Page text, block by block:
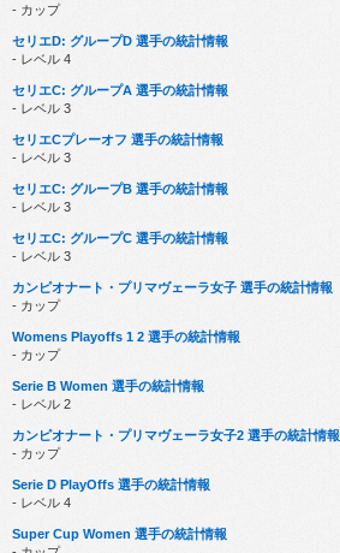
- カップ
セリエD: グループD 選手の統計情報
- レベル 4
セリエC: グループA 選手の統計情報
- レベル 3
セリエCプレーオフ 選手の統計情報
- レベル 3
セリエC: グループB 選手の統計情報
- レベル 3
セリエC: グループC 選手の統計情報
- レベル 3
カンピオナート・プリマヴェーラ女子 選手の統計情報
- カップ
Womens Playoffs 1 2 選手の統計情報
- カップ
Serie B Women 選手の統計情報
- レベル 2
カンピオナート・プリマヴェーラ女子2 選手の統計情報
- カップ
Serie D PlayOffs 選手の統計情報
- レベル 4
Super Cup Women 選手の統計情報